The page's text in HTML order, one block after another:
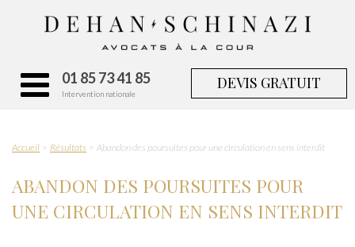
01 85 73 41 85
Intervention nationale
DEVIS GRATUIT
Accueil Résultats Abandon des poursuites pour une circulation en sens interdit
ABANDON DES POURSUITES POUR
UNE CIRCULATION EN SENS INTERDIT